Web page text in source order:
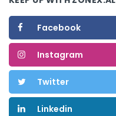
Facebook
Instagram
Twitter
Linkedin